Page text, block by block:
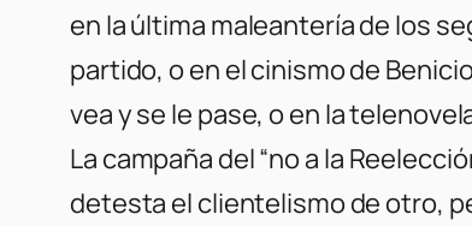
en la última maleantería de los
partido, o en el cinismo de
vea y se le pase, o en la
La campaña del “no a la
detesta el clientelismo de otro,